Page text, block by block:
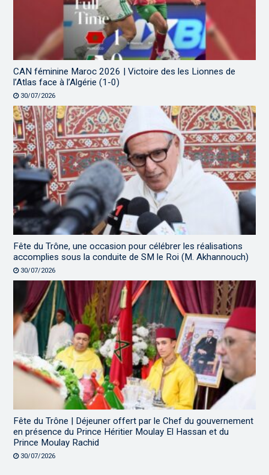
CAN féminine Maroc 2026 | Victoire des les Lionnes de
l’Atlas face à l’Algérie (1-0)
30/07/2026
Fête du Trône, une occasion pour célébrer les réalisations
accomplies sous la conduite de SM le Roi (M. Akhannouch)
30/07/2026
Fête du Trône | Déjeuner offert par le Chef du gouvernement
en présence du Prince Héritier Moulay El Hassan et du
Prince Moulay Rachid
30/07/2026